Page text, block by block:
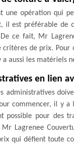
une opération qui
il est préférable de
ce fait, Mr
critères de prix.
aussi les matériels
en lien
administratives
commencer, il y
possible pour des
Lagrenee
qui défient toute